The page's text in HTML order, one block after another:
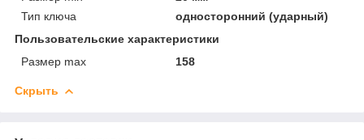
Тип ключа
односторонний (ударный)
Пользовательские характеристики
Размер max
158
Скрыть